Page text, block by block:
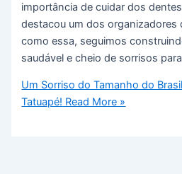
importância de cuidar dos
destacou um dos organizadores
como essa, seguimos
saudável e cheio de sorrisos
Um Sorriso do Tamanho do
Tatuapé! Read More »